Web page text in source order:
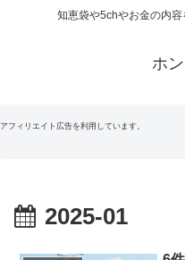
知恵袋や5chやお金の内容
ホ
アフィリエイト広告を利用しています。
2025-01